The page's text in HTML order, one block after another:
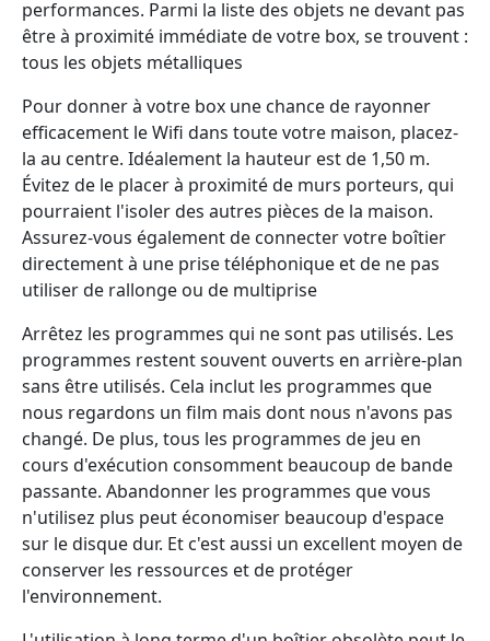
performances. Parmi la liste des objets ne devant pas
être à proximité immédiate de votre box, se trouvent :
tous les objets métalliques
Pour donner à votre box une chance de rayonner
efficacement le Wifi dans toute votre maison, placez-
la au centre. Idéalement la hauteur est de 1,50 m.
Évitez de le placer à proximité de murs porteurs, qui
pourraient l'isoler des autres pièces de la maison.
Assurez-vous également de connecter votre boîtier
directement à une prise téléphonique et de ne pas
utiliser de rallonge ou de multiprise
Arrêtez les programmes qui ne sont pas utilisés. Les
programmes restent souvent ouverts en arrière-plan
sans être utilisés. Cela inclut les programmes que
nous regardons un film mais dont nous n'avons pas
changé. De plus, tous les programmes de jeu en
cours d'exécution consomment beaucoup de bande
passante. Abandonner les programmes que vous
n'utilisez plus peut économiser beaucoup d'espace
sur le disque dur. Et c'est aussi un excellent moyen de
conserver les ressources et de protéger
l'environnement.